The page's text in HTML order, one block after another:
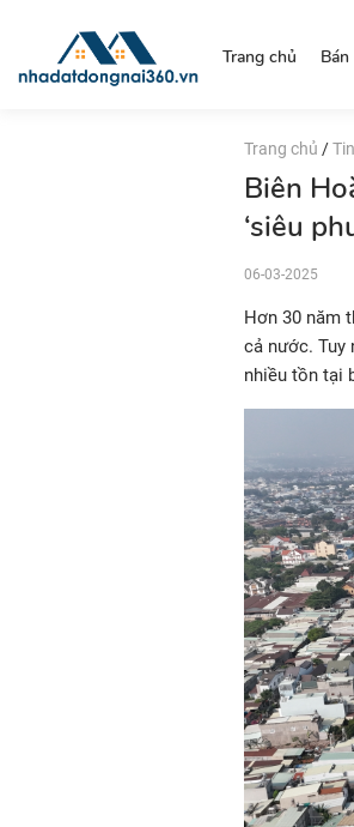
Trang chủ
Trang chủ /
Biên
‘siêu
06-03-2025
Hơn 30 năm
cả nước. Tuy
nhiều tồn tại